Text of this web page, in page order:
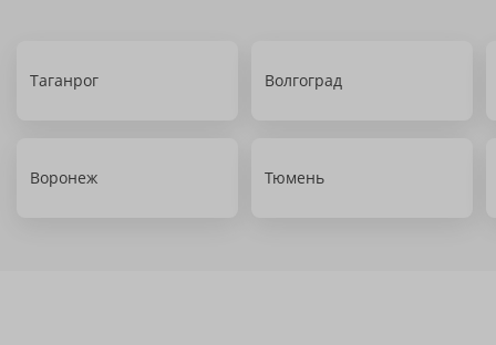
Таганрог Волгоград
Воронеж Тюмень